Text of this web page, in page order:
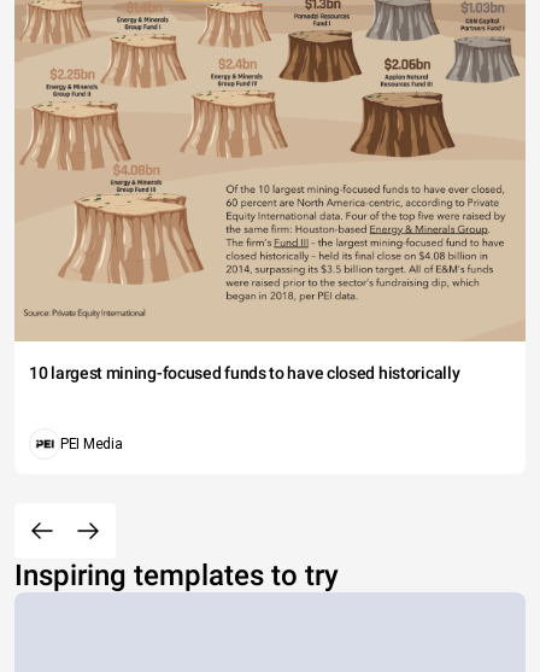
10 largest mining-focused funds to have closed historically
PEI Media
Inspiring templates to try